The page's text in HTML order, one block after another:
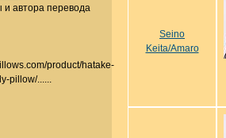
Seino
Keita/Amaro
автора перевода
product/hatake-
pillow/......